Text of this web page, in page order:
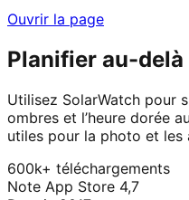
Ouvrir la page
Planifier au-delà
Utilisez SolarWatch pour
ombres et l’heure dorée
utiles pour la photo et les
600k+ téléchargements
Note App Store 4,7